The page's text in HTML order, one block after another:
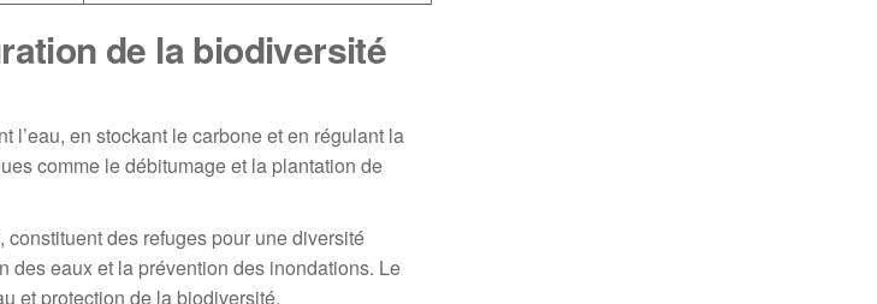
de la biodiversité
en stockant le carbone et en régulant la
comme le débitumage et la plantation de
des refuges pour une diversité
des eaux et la prévention des inondations. Le
et protection de la biodiversité.